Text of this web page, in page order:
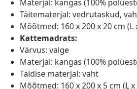
Materjal: kangas (100%
Täitematerjal: vedrutaskud,
Mõõtmed: 160 x 200 x 20 cm (L
Kattemadrats:
Värvus: valge
Materjal: kangas (100%
Täidise materjal: vaht
Mõõtmed: 160 x 200 x 5 cm (L x